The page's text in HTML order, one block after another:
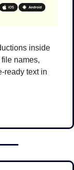
inside
names,
ready text in